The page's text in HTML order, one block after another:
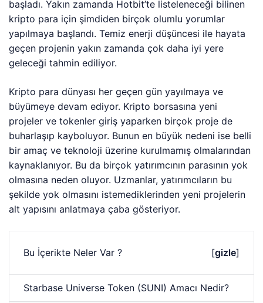
başladı. Yakın zamanda Hotbit’te listeleneceği bilinen
kripto para için şimdiden birçok olumlu yorumlar
yapılmaya başlandı. Temiz enerji düşüncesi ile hayata
geçen projenin yakın zamanda çok daha iyi yere
geleceği tahmin ediliyor.
Kripto para dünyası her geçen gün yayılmaya ve
büyümeye devam ediyor. Kripto borsasına yeni
projeler ve tokenler giriş yaparken birçok proje de
buharlaşıp kayboluyor. Bunun en büyük nedeni ise belli
bir amaç ve teknoloji üzerine kurulmamış olmalarından
kaynaklanıyor. Bu da birçok yatırımcının parasının yok
olmasına neden oluyor. Uzmanlar, yatırımcıların bu
şekilde yok olmasını istemediklerinden yeni projelerin
alt yapısını anlatmaya çaba gösteriyor.
Bu İçerikte Neler Var ? [gizle]
Starbase Universe Token (SUNI) Amacı Nedir?